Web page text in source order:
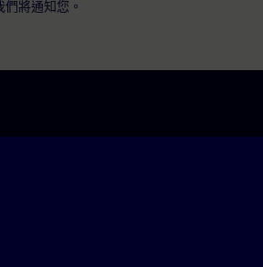
將通知您。